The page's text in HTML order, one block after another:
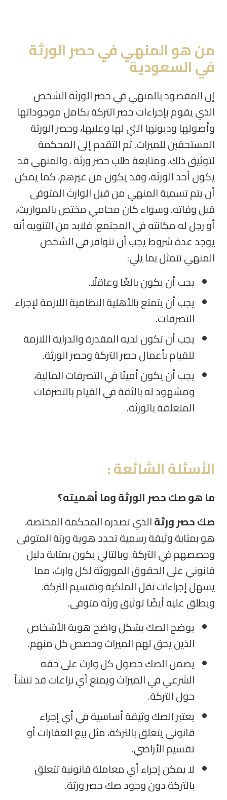
من هو المنهي في حصر الورثة
في السعودية
إن المقصود بالمنهي في حصر الورثة الشخص
الذي يقوم بإجراءات حصر التركة بكامل موجوداتها
وأصولها وديونها التي لها وعليها، وحصر الورثة
المستحقين للميراث. ثم التقدم إلى المحكمة
لتوثيق ذلك، ومتابعة طلب حصر ورثة . والمنهي قد
يكون أحد الورثة، وقد يكون من غيرهم، كما يمكن
أن يتم تسمية المنهي من قبل الوارث المتوفى
قبل وفاته. وسواء كان محامي مختص بالمواريث،
أو رجل له مكانته في المجتمع.فلابد من التنويه أنه
يوجد عدة شروط يجب أن تتوافر في الشخص
المنهي تتمثل بما يلي:
يجب أن يكون بالغًا وعاقلًا.
يجب أن يتمتع بالأهلية النظامية اللازمة لإجراء
التصرفات.
يجب أن تكون لديه المقدرة والدراية اللازمة
للقيام بأعمال حصر التركة وحصر الورثة.
يجب أن يكون أمينًا في التصرفات المالية،
ومشهود له بالثقة في القيام بالتصرفات
المتعلقة بالورثة.
الأسئلةالشائعة :
ما هو صك حصر الورثة وما أهميته؟
صك حصر ورثةالذي تصدره المحكمة المختصة،
هو بمثابة وثيقة رسمية تحدد هوية ورثة المتوفى
وحصصهم في التركة. وبالتالي يكون بمثابة دليل
قانوني على الحقوق الموروثة لكل وارث، مما
يسهل إجراءات نقل الملكية وتقسيم التركة.
ويطلق عليه أيضًا توثيق ورثة متوفى.
يوضح الصك بشكل واضح هوية الأشخاص
الذين يحق لهم الميراث وحصص كل منهم.
يضمن الصك حصول كل وارث على حقه
الشرعي في الميراث ويمنع أي نزاعات قد تنشأ
حول التركة.
يعتبر الصك وثيقة أساسية في أي إجراء
قانوني يتعلق بالتركة، مثل بيع العقارات أو
تقسيم الأراضي.
لا يمكن إجراء أي معاملة قانونية تتعلق
بالتركة دون وجود صك حصر ورثة.